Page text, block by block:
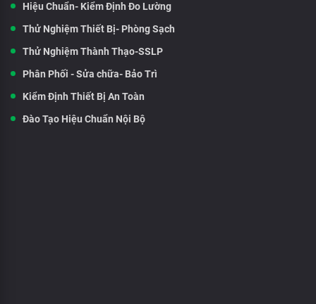
Hiệu Chuẩn- Kiểm Định Đo Lường
Thử Nghiệm Thiết Bị- Phòng Sạch
Thử Nghiệm Thành Thạo-SSLP
Phân Phối - Sửa chữa- Bảo Trì
Kiểm Định Thiết Bị An Toàn
Đào Tạo Hiệu Chuẩn Nội Bộ